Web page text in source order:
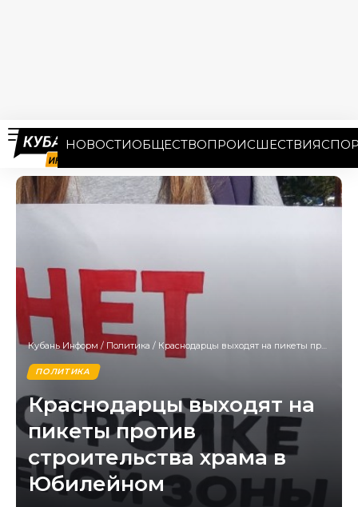
НОВОСТИОБЩЕСТВОПРОИСШЕСТВИЯ
Кубань Информ / Политика / Краснодарцы выходят на пикеты против строительства храма в Юбилейном
ПОЛИТИКА
Краснодарцы выходят на
пикеты против
строительства храма в
Юбилейном